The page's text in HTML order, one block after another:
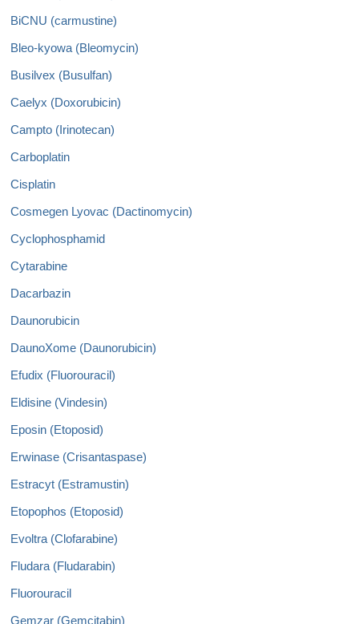
BiCNU (carmustine)
Bleo-kyowa (Bleomycin)
Busilvex (Busulfan)
Caelyx (Doxorubicin)
Campto (Irinotecan)
Carboplatin
Cisplatin
Cosmegen Lyovac (Dactinomycin)
Cyclophosphamid
Cytarabine
Dacarbazin
Daunorubicin
DaunoXome (Daunorubicin)
Efudix (Fluorouracil)
Eldisine (Vindesin)
Eposin (Etoposid)
Erwinase (Crisantaspase)
Estracyt (Estramustin)
Etopophos (Etoposid)
Evoltra (Clofarabine)
Fludara (Fludarabin)
Fluorouracil
Gemzar (Gemcitabin)